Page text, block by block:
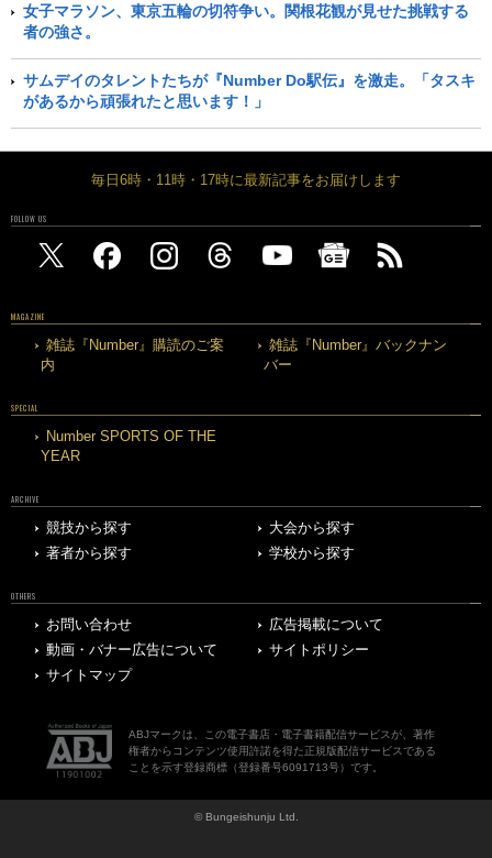
女子マラソン、東京五輪の切符争い。関根花観が見せた挑戦する
者の強さ。
サムデイのタレントたちが『Number Do駅伝』を激走。「タスキ
があるから頑張れたと思います！」
毎日6時・11時・17時に最新記事をお届けします
FOLLOW US
MAGAZINE
雑誌『Number』購読のご案
内
雑誌『Number』バックナン
バー
SPECIAL
Number SPORTS OF THE
YEAR
ARCHIVE
競技から探す
大会から探す
著者から探す
学校から探す
OTHERS
お問い合わせ
広告掲載について
動画・バナー広告について
サイトポリシー
サイトマップ
ABJマークは、この電子書店・電子書籍配信サービスが、著作
権者からコンテンツ使用許諾を得た正規版配信サービスである
ことを示す登録商標（登録番号6091713号）です。
© Bungeishunju Ltd.